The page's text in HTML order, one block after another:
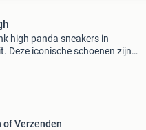
high panda sneakers in
Deze iconische schoenen zijn
of Verzenden